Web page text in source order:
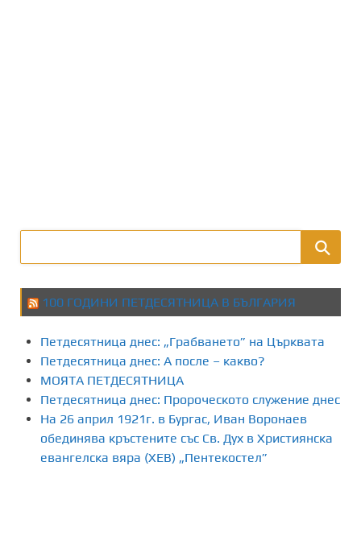
100 ГОДИНИ ПЕТДЕСЯТНИЦА В БЪЛГАРИЯ
Петдесятница днес: „Грабването” на Църквата
Петдесятница днес: А после – какво?
МОЯТА ПЕТДЕСЯТНИЦА
Петдесятница днес: Пророческото служение днес
На 26 април 1921г. в Бургас, Иван Воронаев
обединява кръстените със Св. Дух в Християнска
евангелска вяра (ХЕВ) „Пентекостел”